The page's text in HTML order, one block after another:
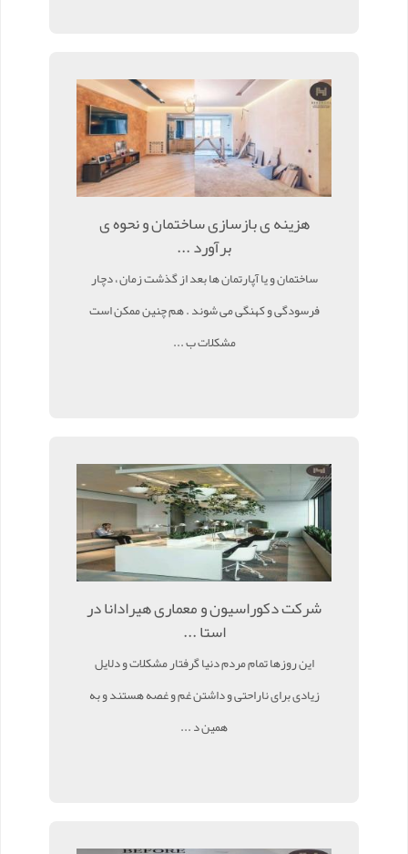
هزینه ی بازسازی ساختمان و نحوه ی
برآورد ...
ساختمان و یا آپارتمان ها بعد از گذشت زمان ، دچار
فرسودگی و کهنگی می شوند . هم چنین ممکن است
مشکلات ب ...
شرکت دکوراسیون و معماری هیرادانا در
استا ...
این روزها تمام مردم دنیا گرفتار مشکلات و دلایل
زیادی برای ناراحتی و داشتن غم و غصه هستند و به
همین د ...